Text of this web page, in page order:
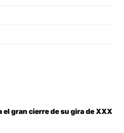
el gran cierre de su gira de XXX